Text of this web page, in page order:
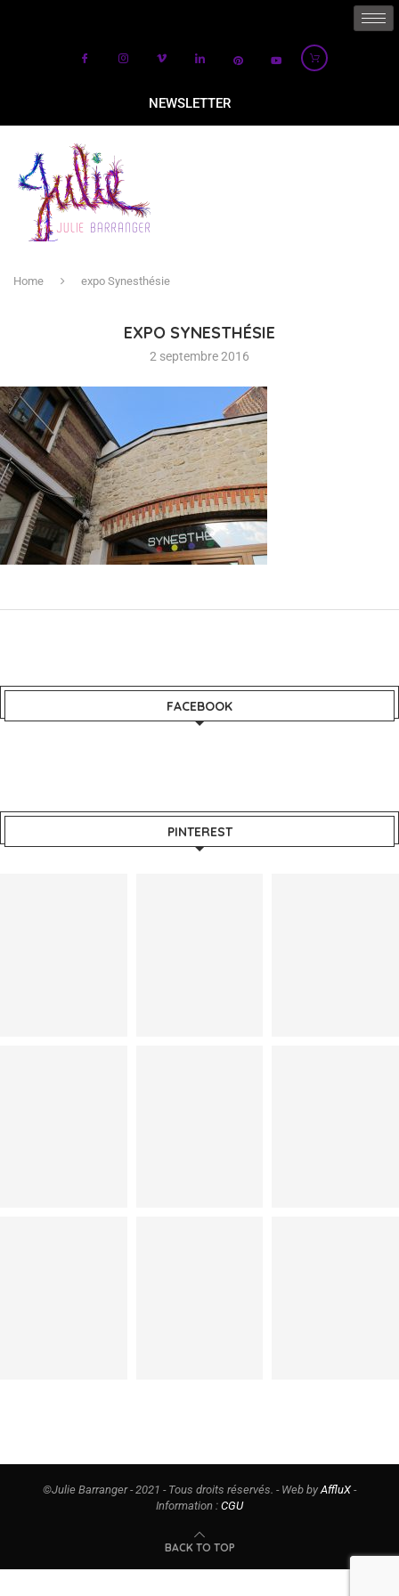
NEWSLETTER
Home expo Synesthésie
EXPO SYNESTHÉSIE
2 septembre 2016
FACEBOOK
PINTEREST
©Julie Barranger - 2021 - Tous droits réservés. - Web by AffluX -
Information : CGU
BACK TO TOP